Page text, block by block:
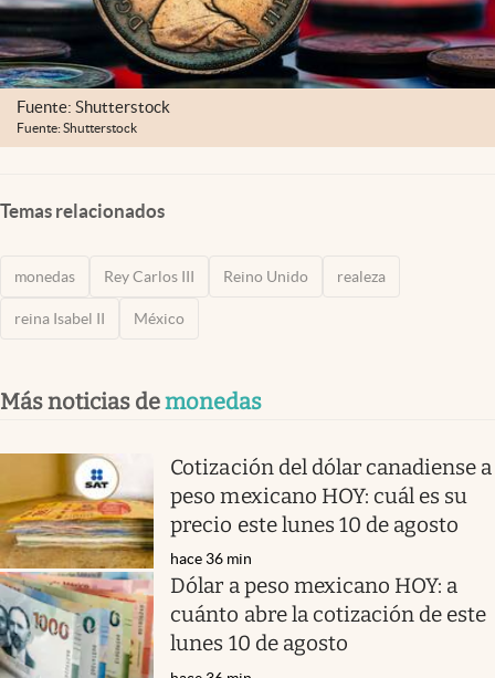
Fuente: Shutterstock
Fuente: Shutterstock
Temas relacionados
monedas Rey Carlos III Reino Unido realeza
reina Isabel II México
Más noticias demonedas
Cotización del dólar canadiense a
peso mexicano HOY: cuál es su
precio este lunes 10 de agosto
hace 36 min
Dólar a peso mexicano HOY: a
cuánto abre la cotización de este
lunes 10 de agosto